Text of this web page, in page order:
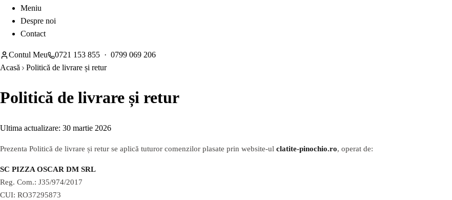
Meniu
Despre noi
Contact
Contul Meu 0721 153 855 · 0799 069 206
Acasă
Politică de livrare și retur
Politică de livrare și retur
Ultima actualizare: 30 martie 2026
Prezenta Politică de livrare și retur se aplică tuturor comenzilor plasate prin website-ul clatite-pinochio.ro, operat de:
SC PIZZA OSCAR DM SRL
Reg. Com.: J35/974/2017
CUI: RO37295873